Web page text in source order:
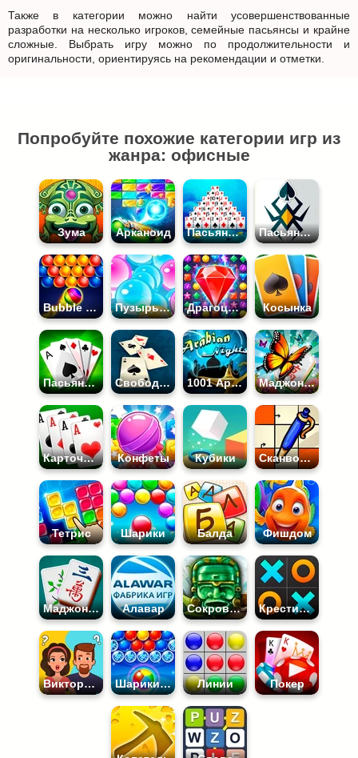
Также в категории можно найти усовершенствованные
разработки на несколько игроков, семейные пасьянсы и крайне
сложные. Выбрать игру можно по продолжительности и
оригинальности, ориентируясь на рекомендации и отметки.
Попробуйте похожие категории игр из
жанра: офисные
Зума Арканоид Пасьянс Пирамида Пасьянс Паук 1 Масть
Bubble Shooter Пузырьки Драгоценные Камни Косынка
Пасьянс Коврик Свободная Ячейка 1001 Арабская Ночь Маджонг Бабочки
Карточные Конфеты Кубики Сканворды
Тетрис Шарики Балда Фишдом
Маджонг Коннект Алавар Сокровища Монтесумы Крестики Нолики
Викторины Шарики Стрелялки Линии Покер